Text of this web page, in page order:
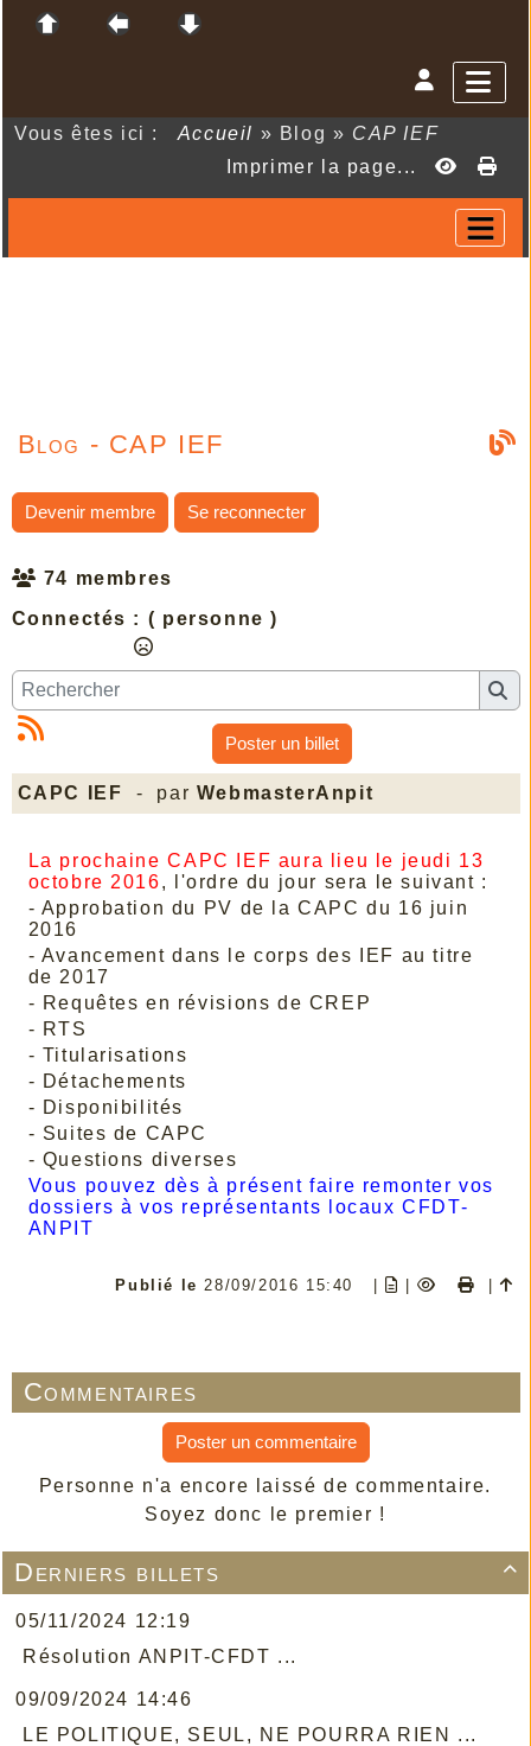
Vous êtes ici : Accueil » Blog » CAP IEF
Imprimer la page...

Derniers billets
05/11/2024 12:19
Résolution ANPIT-CFDT ...
09/09/2024 14:46
LE POLITIQUE, SEUL, NE POURRA RIEN ...
Blog - CAP IEF
Devenir membre Se reconnecter
74 membres
Connectés : ( personne )
Poster un billet
CAPC IEF - par WebmasterAnpit
La prochaine CAPC IEF aura lieu le jeudi 13
octobre 2016, l'ordre du jour sera le suivant :
- Approbation du PV de la CAPC du 16 juin
2016
- Avancement dans le corps des IEF au titre
de 2017
- Requêtes en révisions de CREP
- RTS
- Titularisations
- Détachements
- Disponibilités
- Suites de CAPC
- Questions diverses
Vous pouvez dès à présent faire remonter vos
dossiers à vos représentants locaux CFDT-
ANPIT
Publié le 28/09/2016 15:40 | | |
Commentaires
Poster un commentaire
Personne n'a encore laissé de commentaire.
Soyez donc le premier !